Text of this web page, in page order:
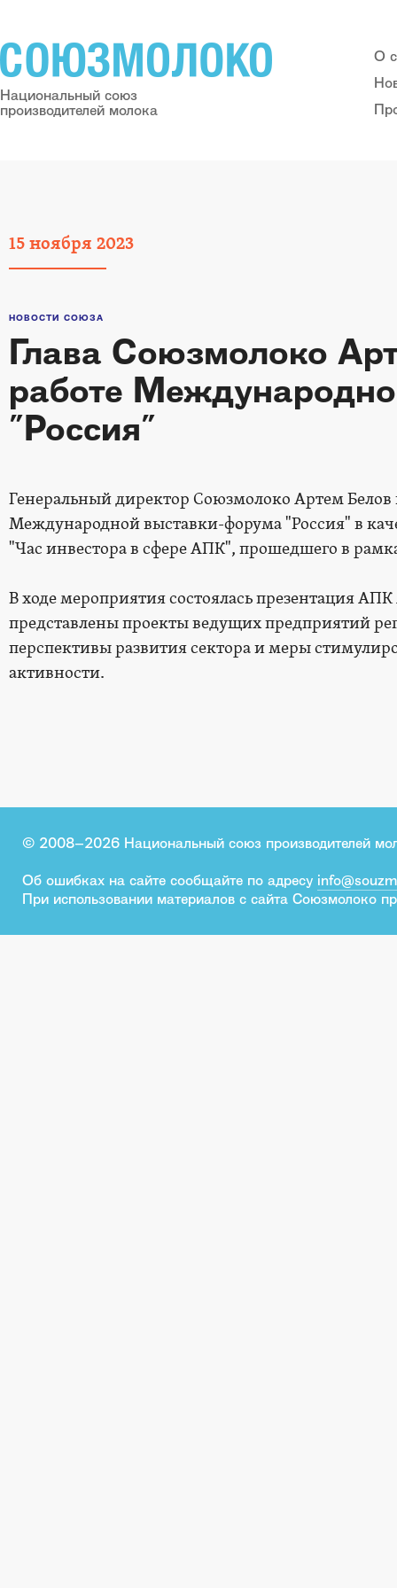
Национальный союз
производителей молока
О
15ноября 2023
НОВОСТИ СОЮЗА
Глава Союзмолоко
работе
"Россия"
Генеральный директор Союзмолоко Артем Белов
Международной выставки-форума "Россия" в
"Час инвестора в сфере АПК", прошедшего в
В ходе мероприятия состоялась презентация
представлены проекты ведущих предприятий
перспективы развития сектора и меры
активности.
© 2008–2026 Национальный союз производителей
Об ошибках на сайте сообщайте по адресу
При использовании материалов с сайта Союзмолоко